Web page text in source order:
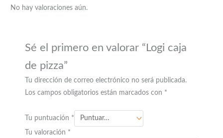
No hay valoraciones aún.
Sé el primero en valorar “Logi caja
de pizza”
Tu dirección de correo electrónico no será publicada.
Los campos obligatorios están marcados con *
Tu puntuación *
Tu valoración *